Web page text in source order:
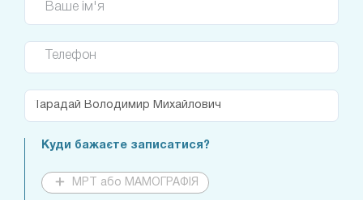
Ваше ім'я
Телефон
Куди бажаєте записатися?
МРТ або МАМОГРАФІЯ